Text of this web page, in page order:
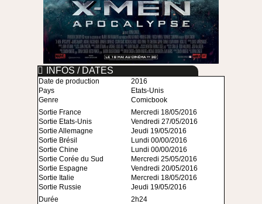
INFOS / DATES
Date de production
2016
Pays
Etats-Unis
Genre
Comicbook
Sortie France
Mercredi 18/05/2016
Sortie Etats-Unis
Vendredi 27/05/2016
Sortie Allemagne
Jeudi 19/05/2016
Sortie Brésil
Lundi 00/00/2016
Sortie Chine
Lundi 00/00/2016
Sortie Corée du Sud
Mercredi 25/05/2016
Sortie Espagne
Vendredi 20/05/2016
Sortie Italie
Mercredi 18/05/2016
Sortie Russie
Jeudi 19/05/2016
Durée
2h24